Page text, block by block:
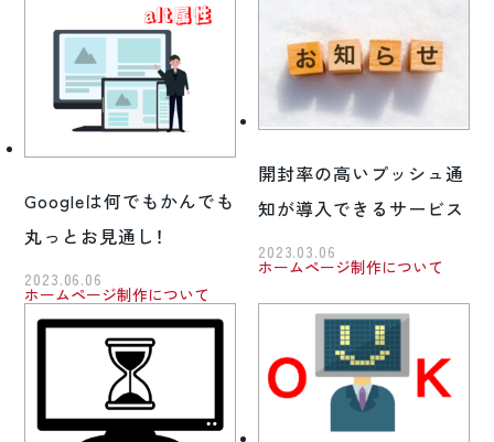
Googleは何でもかんでも
丸っとお見通し！
2023.06.06
ホームページ制作について
開封率の高いプッシュ通
知が導入できるサービス
2023.03.06
ホームページ制作について